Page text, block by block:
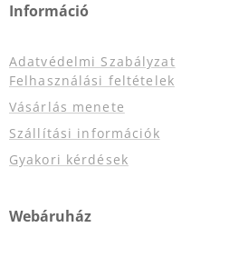
Információ
Adatvédelmi Szabályzat
Felhasználási feltételek
Vásárlás menete
Szállítási információk
Gyakori kérdések
Webáruház